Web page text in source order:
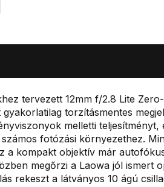
tervezett 12mm f/2.8 Lite
torzításmentes
melletti teljesítményt,
fotózási környezethez.
a kompakt objektív már
megőrzi a Laowa jól ismert
rekeszt a látványos 10 ágú